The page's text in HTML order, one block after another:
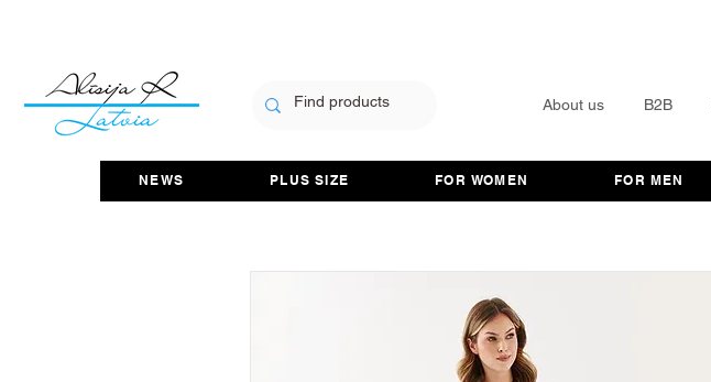
About us B2B
NEWS PLUS SIZE FOR WOMEN FOR MEN